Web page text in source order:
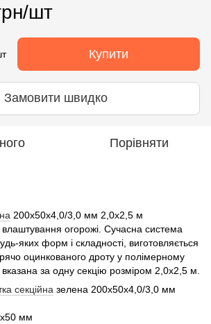
шт
Купити
Замовити швидко
Порівняти
200х50х4,0/3,0 мм 2,0х2,5 м
влаштування огорожі. Сучасна система
яких форм і складності, виготовляється
оцинкованого дроту у полімерному
за одну секцію розміром 2,0х2,5 м.
секційна зелена 200х50х4,0/3,0 мм
мм